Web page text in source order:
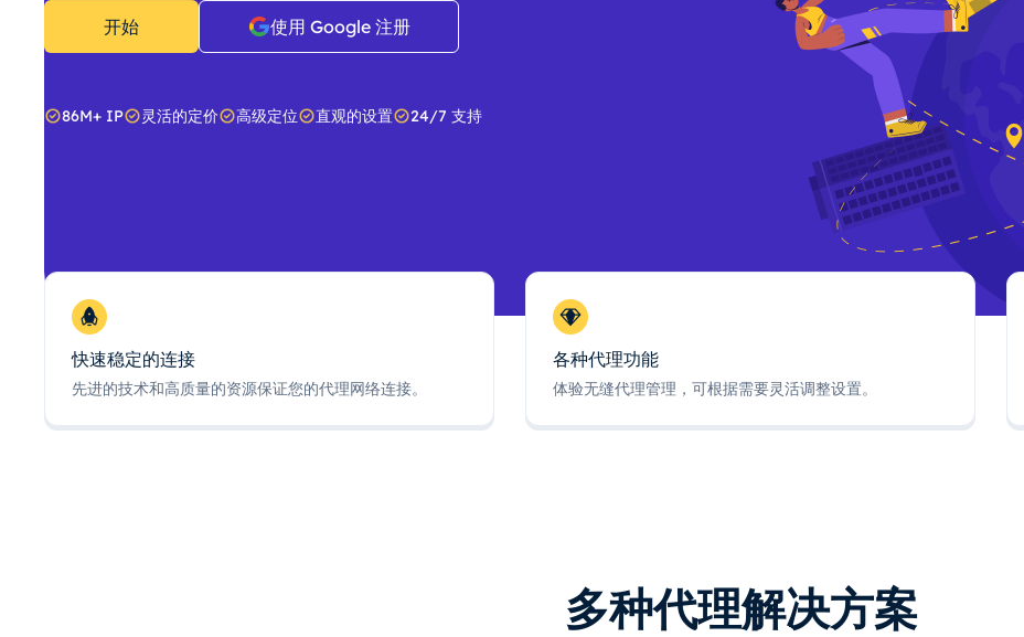
开始 使用 Google 注册
86M+ IP 灵活的定价 高级定位 直观的设置 24/7 支持
快速稳定的连接
先进的技术和高质量的资源保证您的代理网络连接。
各种代理功能
体验无缝代理管理，可根据需要灵活调整设置。
多种代理解决方案